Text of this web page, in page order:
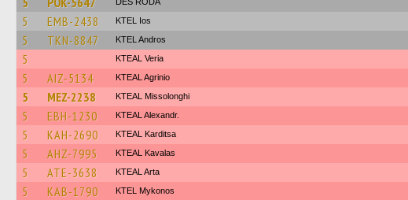
5 EMB-2438 KTEL Ios
5 TKN-8847 KTEL Andros
5 KTEAL Veria
5 AIZ-5134 KTEAL Agrinio
5 MEZ-2238 KTEAL Missolonghi
5 EBH-1230 KTEAL Alexandr.
5 KAH-2690 KTEAL Karditsa
5 AHZ-7995 KTEAL Kavalas
5 ATE-3638 KTEAL Arta
5 KAB-1790 KTEL Mykonos